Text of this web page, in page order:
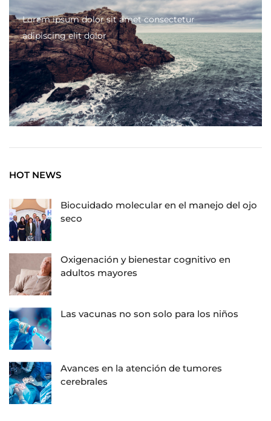
Lorem ipsum dolor sit amet consectetur
adipiscing elit dolor
HOT NEWS
Biocuidado molecular en el manejo del ojo
seco
Oxigenación y bienestar cognitivo en
adultos mayores
Las vacunas no son solo para los niños
Avances en la atención de tumores
cerebrales